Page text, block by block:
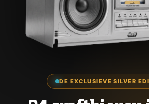
DE EXCLUSIEVE SILVER